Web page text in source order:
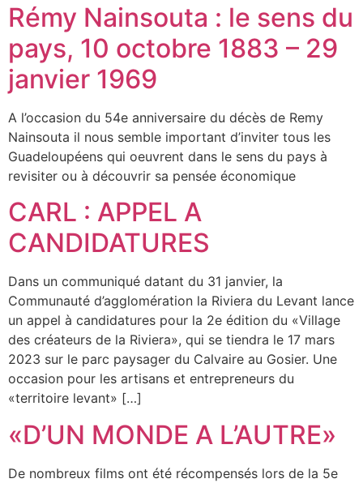
Rémy Nainsouta : le sens du
pays, 10 octobre 1883 – 29
janvier 1969
A l’occasion du 54e anniversaire du décès de Remy
Nainsouta il nous semble important d’inviter tous les
Guadeloupéens qui oeuvrent dans le sens du pays à
revisiter ou à découvrir sa pensée économique
CARL : APPEL A
CANDIDATURES
Dans un communiqué datant du 31 janvier, la
Communauté d’agglomération la Riviera du Levant lance
un appel à candidatures pour la 2e édition du «Village
des créateurs de la Riviera», qui se tiendra le 17 mars
2023 sur le parc paysager du Calvaire au Gosier. Une
occasion pour les artisans et entrepreneurs du
«territoire levant» […]
«D’UN MONDE A L’AUTRE»
De nombreux films ont été récompensés lors de la 5e